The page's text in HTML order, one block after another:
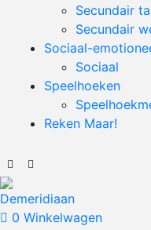
Secundair
Secundair
Sociaal-
Sociaal
Speelhoeken
Reken Maar!
0 Winkelwagen